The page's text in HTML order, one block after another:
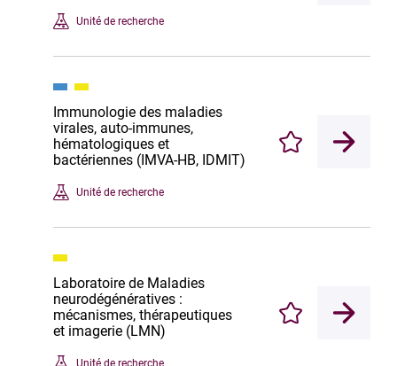
Unité de recherche
Immunologie des maladies
virales, auto-immunes,
hématologiques et
bactériennes (IMVA-HB, IDMIT)
Unité de recherche
Enregistrer
Laboratoire de Maladies
neurodégénératives :
mécanismes, thérapeutiques
et imagerie (LMN)
Unité de recherche
Enregistrer